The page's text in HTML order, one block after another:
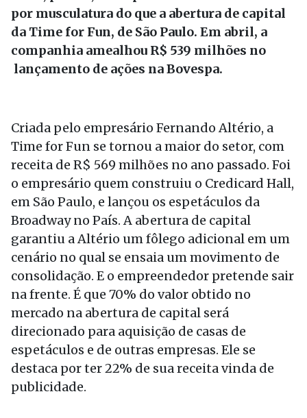
por musculatura do que a abertura de capital
da Time for Fun, de São Paulo. Em abril, a
companhia amealhou R$ 539 milhões no
lançamento de ações na Bovespa.
Criada pelo empresário Fernando Altério, a
Time for Fun se tornou a maior do setor, com
receita de R$ 569 milhões no ano passado. Foi
o empresário quem construiu o Credicard Hall,
em São Paulo, e lançou os espetáculos da
Broadway no País. A abertura de capital
garantiu a Altério um fôlego adicional em um
cenário no qual se ensaia um movimento de
consolidação. E o empreendedor pretende sair
na frente. É que 70% do valor obtido no
mercado na abertura de capital será
direcionado para aquisição de casas de
espetáculos e de outras empresas. Ele se
destaca por ter 22% de sua receita vinda de
publicidade.